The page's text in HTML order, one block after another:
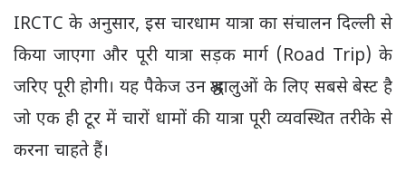
IRCTC के अनुसार, इस चारधाम यात्रा का संचालन दिल्ली से
किया जाएगा और पूरी यात्रा सड़क मार्ग (Road Trip) के
जरिए पूरी होगी। यह पैकेज उन श्रद्धालुओं के लिए सबसे बेस्ट है
जो एक ही टूर में चारों धामों की यात्रा पूरी व्यवस्थित तरीके से
करना चाहते हैं।